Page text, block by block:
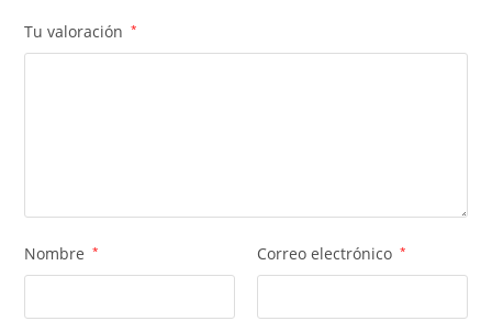
Tu valoración *
Nombre * Correo electrónico *